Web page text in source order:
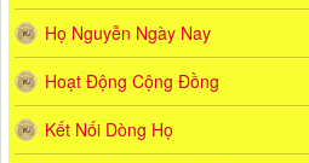
Họ Nguyễn Ngày Nay
Hoạt Động Cộng Đồng
Kết Nối Dòng Họ